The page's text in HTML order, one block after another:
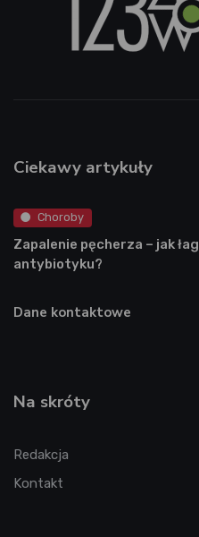
Ciekawy artykuły
Choroby
Zapalenie pęcherza – jak
antybiotyku?
Dane kontaktowe
Na skróty
Redakcja
Kontakt